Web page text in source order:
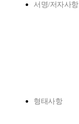
서명/저자사항
형태사항